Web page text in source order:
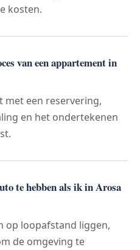
kosten.
van een appartement in
met een reservering,
en het ondertekenen
te hebben als ik in Arosa
op loopafstand liggen,
de omgeving te